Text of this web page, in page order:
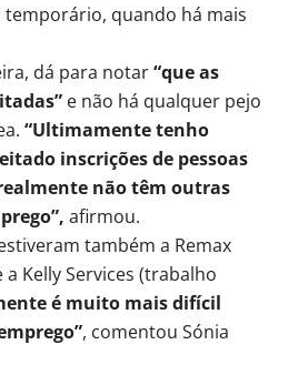
quando há mais
dá para notar“que as
e não há qualquer pejo
“Ultimamente tenho
inscrições de pessoas
não têm outras
afirmou.
também a Remax
Kelly Services (trabalho
é muito mais difícil
, comentou Sónia